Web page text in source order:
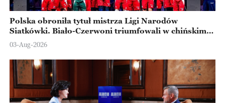
Polska obroniła tytuł mistrza Ligi Narodów
Siatkówki. Biało-Czerwoni triumfowali w chińskim
Ningbo
03-Aug-2026